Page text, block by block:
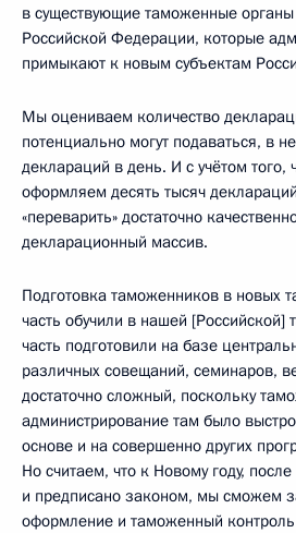
в существующие таможенные органы
Российской Федерации, которые
примыкают к новым субъектам
Мы оцениваем количество
потенциально могут подаваться, в
деклараций в день. И с учётом
оформляем десять тысяч
«переварить» достаточно
декларационный массив.
Подготовка таможенников в новых
часть обучили в нашей
часть подготовили на базе
различных совещаний, семинаров,
достаточно сложный, поскольку
администрирование там было
основе и на совершенно других
Но считаем, что к Новому году,
и предписано законом, мы сможем
оформление и таможенный